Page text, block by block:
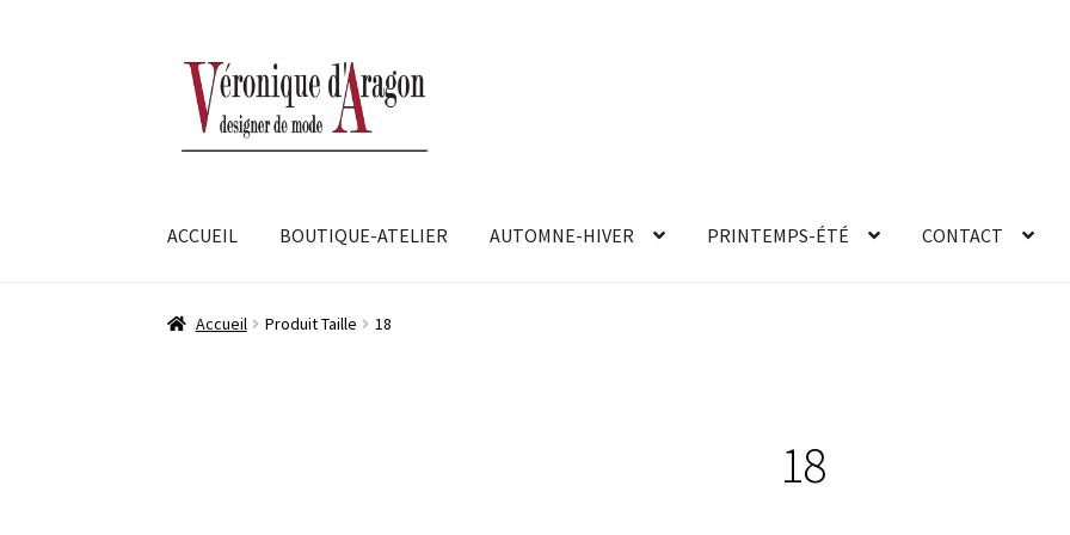
Aller
navigation
Aller
contenu
ACCUEIL BOUTIQUE-ATELIER AUTOMNE-HIVER PRINTEMPS-ÉTÉ CONTACT
Accueil Produit Taille 18
18